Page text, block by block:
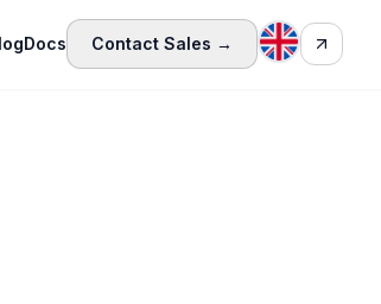
Docs Contact Sales →